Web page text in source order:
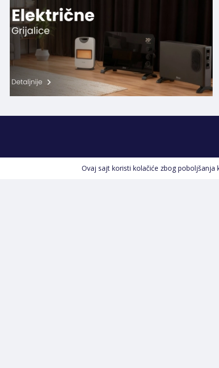
Ovaj sajt koristi kolačiće zbog poboljšanja